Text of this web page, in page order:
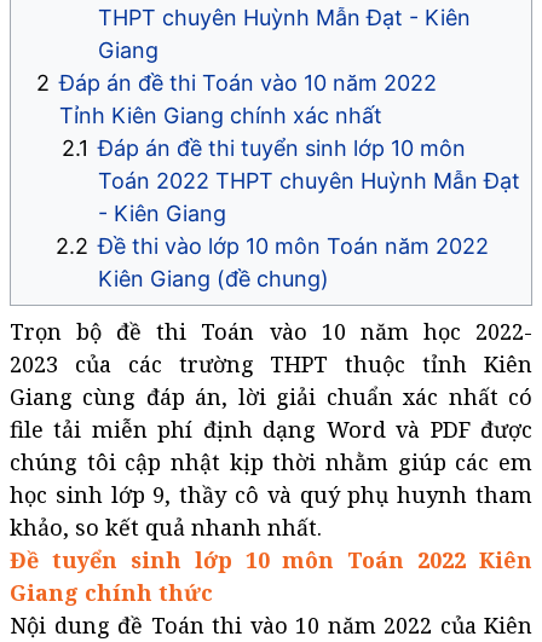
THPT chuyên Huỳnh Mẫn Đạt - Kiên
Giang
Đáp án đề thi Toán vào 10 năm 2022
Tỉnh Kiên Giang ​​​​​​​​​​​​​​chính xác nhất
Đáp án đề thi tuyển sinh lớp 10 môn
Toán 2022 THPT chuyên Huỳnh Mẫn Đạt
- Kiên Giang
Đề thi vào lớp 10 môn Toán năm 2022
Kiên Giang (đề chung)
Trọn bộ đề thi Toán vào 10 năm học 2022-
2023 của các trường THPT thuộc tỉnh Kiên
Giang cùng đáp án, lời giải chuẩn xác nhất có
file tải miễn phí định dạng Word và PDF được
chúng tôi cập nhật kịp thời nhằm giúp các em
học sinh lớp 9, thầy cô và quý phụ huynh tham
khảo, so kết quả nhanh nhất.
Đề tuyển sinh lớp 10 môn Toán 2022 Kiên
Giang​​​​​​​​​​​​​​​​​​​​​ chính thức
Nội dung đề Toán thi vào 10 năm 2022 của Kiên